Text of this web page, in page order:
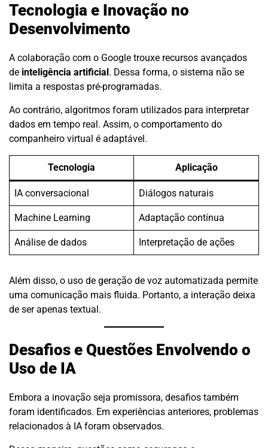
Tecnologia e Inovação no
Desenvolvimento
A colaboração com o Google trouxe recursos avançados
de inteligência artificial. Dessa forma, o sistema não se
limita a respostas pré-programadas.
Ao contrário, algoritmos foram utilizados para interpretar
dados em tempo real. Assim, o comportamento do
companheiro virtual é adaptável.
Tecnologia Aplicação
IA conversacional Diálogos naturais
Machine Learning Adaptação contínua
Análise de dados Interpretação de ações
Além disso, o uso de geração de voz automatizada permite
uma comunicação mais fluida. Portanto, a interação deixa
de ser apenas textual.
Desafios e Questões Envolvendo o
Uso de IA
Embora a inovação seja promissora, desafios também
foram identificados. Em experiências anteriores, problemas
relacionados à IA foram observados.